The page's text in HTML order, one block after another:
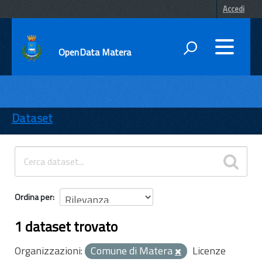
Accedi
OpenData Matera
ENTI
TEMI
INFORMAZIONI
Dataset
Ordina per
1 dataset trovato
Organizzazioni: Comune di Matera
Licenze